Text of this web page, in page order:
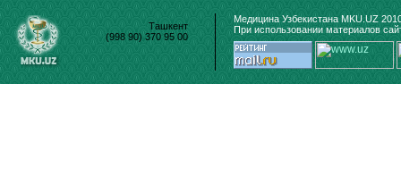
Ташкент
(998 90) 370 95 00
Медицина Узбекистана MKU.UZ
При использовании материалов